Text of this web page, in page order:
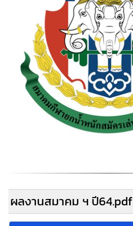
ผลงานสมาคม ฯ ปี64.pdf